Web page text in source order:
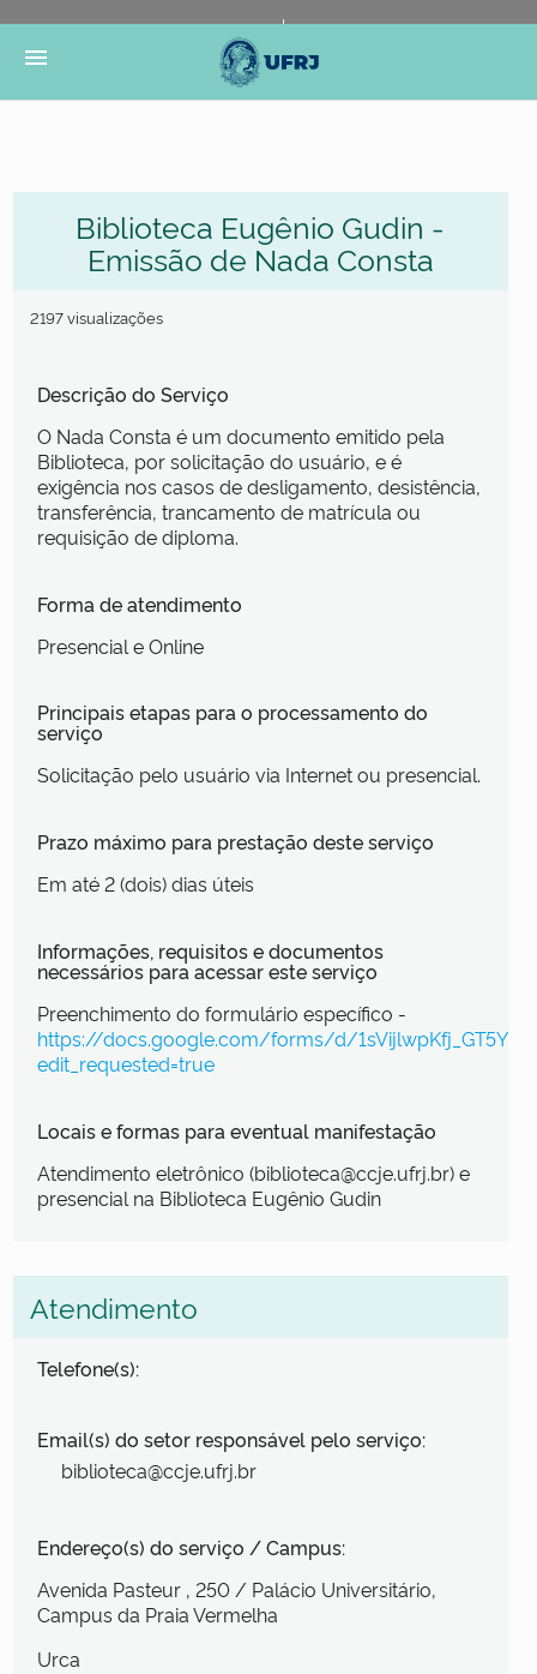
Portal do Governo Brasileiro
Governo
menu
Biblioteca Eugênio Gudin -
Emissão de Nada Consta
2197 visualizações
Descrição do Serviço
O Nada Consta é um documento emitido pela
Biblioteca, por solicitação do usuário, e é
exigência nos casos de desligamento, desistência,
transferência, trancamento de matrícula ou
requisição de diploma.
Forma de atendimento
Presencial e Online
Principais etapas para o processamento do
serviço
Solicitação pelo usuário via Internet ou presencial.
Prazo máximo para prestação deste serviço
Em até 2 (dois) dias úteis
Informações, requisitos e documentos
necessários para acessar este serviço
Preenchimento do formulário específico -
https://docs.google.com/forms/d/
edit_requested=true
Locais e formas para eventual manifestação
Atendimento eletrônico (biblioteca@ccje.ufrj.br) e
presencial na Biblioteca Eugênio Gudin
Atendimento
Telefone(s):
Email(s) do setor responsável pelo serviço:
biblioteca@ccje.ufrj.br
Endereço(s) do serviço / Campus:
Avenida Pasteur , 250 / Palácio Universitário,
Campus da Praia Vermelha
Urca